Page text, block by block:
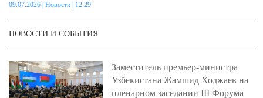
09.07.2026 Новости | 12.29
НОВОСТИ И СОБЫТИЯ
Заместитель премьер-министра
Узбекистана Жамшид Ходжаев на
пленарном заседании III Форума